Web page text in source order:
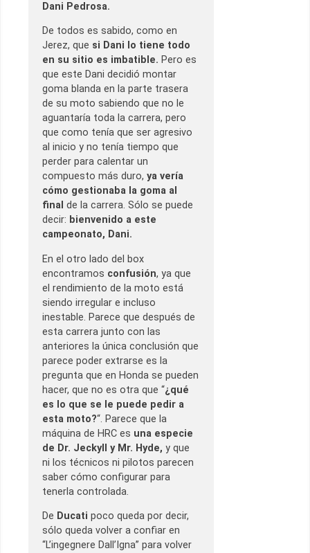
Dani Pedrosa.
De todos es sabido, como en
Jerez, que si Dani lo tiene todo
en su sitio es imbatible. Pero es
que este Dani decidió montar
goma blanda en la parte trasera
de su moto sabiendo que no le
aguantaría toda la carrera, pero
que como tenía que ser agresivo
al inicio y no tenía tiempo que
perder para calentar un
compuesto más duro, ya vería
cómo gestionaba la goma al
final de la carrera. Sólo se puede
decir: bienvenido a este
campeonato, Dani.
En el otro lado del box
encontramos confusión, ya que
el rendimiento de la moto está
siendo irregular e incluso
inestable. Parece que después de
esta carrera junto con las
anteriores la única conclusión que
parece poder extrarse es la
pregunta que en Honda se pueden
hacer, que no es otra que “¿qué
es lo que se le puede pedir a
esta moto?“. Parece que la
máquina de HRC es una especie
de Dr. Jeckyll y Mr. Hyde, y que
ni los técnicos ni pilotos parecen
saber cómo configurar para
tenerla controlada.
De Ducati poco queda por decir,
sólo queda volver a confiar en
“L’ingegnere Dall’Igna” para volver